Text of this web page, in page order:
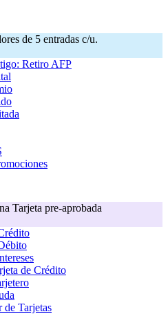
de 5 entradas c/u.
Retiro AFP
Tarjeta pre-aprobada
de Crédito
de Tarjetas